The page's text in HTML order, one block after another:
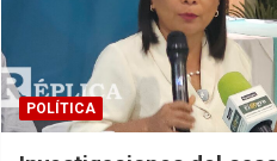
POLÍTICA